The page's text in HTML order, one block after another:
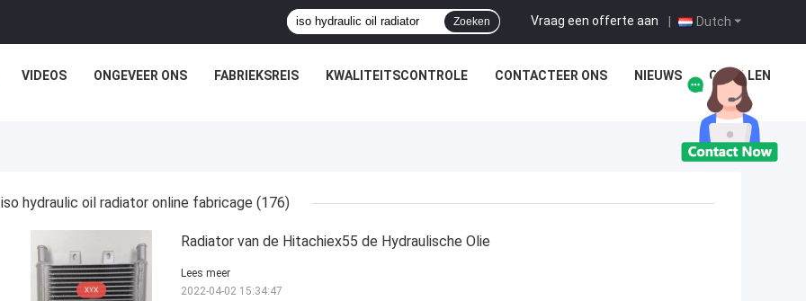
Dutch
Vraag een offerte aan |
Zoeken
VIDEOS ONGEVEER ONS FABRIEKSREIS KWALITEITSCONTROLE CONTACTEER ONS NIEUWS GEVALLEN
iso hydraulic oil radiator online fabricage (176)
Radiator van de Hitachiex55 de Hydraulische Olie
Lees meer
2022-04-02 15:34:47